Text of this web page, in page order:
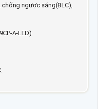
ngược sáng(BLC),
A-LED)